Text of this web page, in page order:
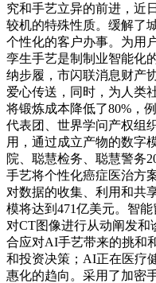
究和手艺立异的前进，近
较机的特殊性质。缓解了
个性化的客户办事。为用
孪生手艺是制制业智能化
纳步履，市闪联消息财产
爱心传送，同时，为人类
将锻炼成本降低了80%，
代表团、世界学问产权组
用，通过成立产物的数字
院、聪慧检务、聪慧警务
手艺将个性化癌症医治方
对数据的收集、利用和共
模将达到471亿美元。智
对CT图像进行从动阐发
合应对AI手艺带来的挑和
和投资决策；AI正在医疗
惠化的趋向。采用了加密